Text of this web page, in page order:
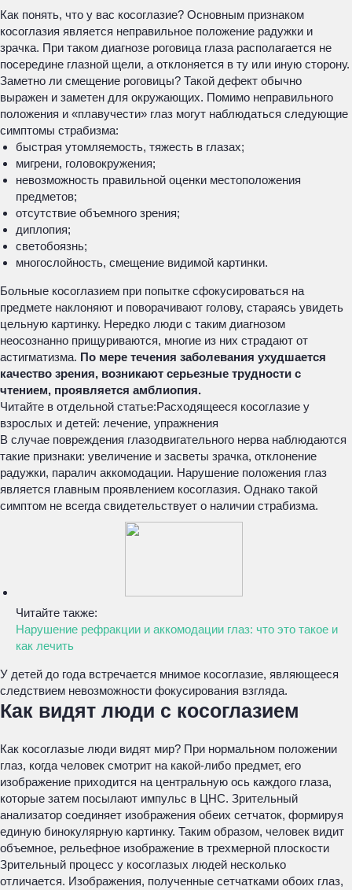
Как понять, что у вас косоглазие? Основным признаком
косоглазия является неправильное положение радужки и
зрачка. При таком диагнозе роговица глаза располагается не
посередине глазной щели, а отклоняется в ту или иную сторону.
Заметно ли смещение роговицы? Такой дефект обычно
выражен и заметен для окружающих. Помимо неправильного
положения и «плавучести» глаз могут наблюдаться следующие
симптомы страбизма:
быстрая утомляемость, тяжесть в глазах;
мигрени, головокружения;
невозможность правильной оценки местоположения
предметов;
отсутствие объемного зрения;
диплопия;
светобоязнь;
многослойность, смещение видимой картинки.
Больные косоглазием при попытке сфокусироваться на
предмете наклоняют и поворачивают голову, стараясь увидеть
цельную картинку. Нередко люди с таким диагнозом
неосознанно прищуриваются, многие из них страдают от
астигматизма. По мере течения заболевания ухудшается
качество зрения, возникают серьезные трудности с
чтением, проявляется амблиопия.
Читайте в отдельной статье:Расходящееся косоглазие у
взрослых и детей: лечение, упражнения
В случае повреждения глазодвигательного нерва наблюдаются
такие признаки: увеличение и засветы зрачка, отклонение
радужки, паралич аккомодации. Нарушение положения глаз
является главным проявлением косоглазия. Однако такой
симптом не всегда свидетельствует о наличии страбизма.
Читайте также:
Нарушение рефракции и аккомодации глаз: что это такое и
как лечить
У детей до года встречается мнимое косоглазие, являющееся
следствием невозможности фокусирования взгляда.
Как видят люди с косоглазием
Как косоглазые люди видят мир? При нормальном положении
глаз, когда человек смотрит на какой-либо предмет, его
изображение приходится на центральную ось каждого глаза,
которые затем посылают импульс в ЦНС. Зрительный
анализатор соединяет изображения обеих сетчаток, формируя
единую бинокулярную картинку. Таким образом, человек видит
объемное, рельефное изображение в трехмерной плоскости
Зрительный процесс у косоглазых людей несколько
отличается. Изображения, полученные сетчатками обоих глаз,